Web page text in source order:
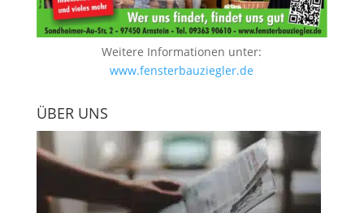
Weitere Informationen unter:
www.fensterbauziegler.de
ÜBER UNS